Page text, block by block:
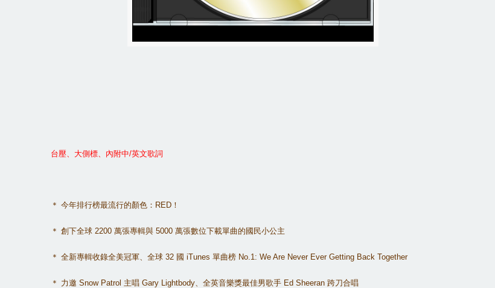
台壓、大側標、內附中/英文歌詞
＊ 今年排行榜最流行的顏色： RED ！
＊ 創下全球 2200 萬張專輯與 5000 萬張數位下載單曲的國民小公主
＊ 全新專輯收錄全美冠軍、全球 32 國 iTunes 單曲榜 No.1: We Are Never Ever Getting Back Together
＊ 力邀 Snow Patrol 主唱 Gary Lightbody、全英音樂獎最佳男歌手 Ed Sheeran 跨刀合唱